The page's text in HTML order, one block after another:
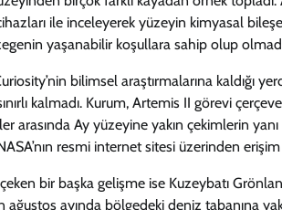
ile inceleyerek yüzeyin kimyasal
yaşanabilir koşullara sahip olup
bilimsel araştırmalarına kaldığı
kalmadı. Kurum, Artemis II görevi
arasında Ay yüzeyine yakın çekimlerin
resmi internet sitesi üzerinden
bir başka gelişme ise Kuzeybatı
ağustos ayında bölgedeki deniz